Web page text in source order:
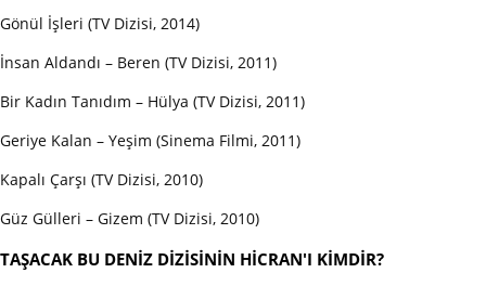
Gönül İşleri (TV Dizisi, 2014)
İnsan Aldandı – Beren (TV Dizisi, 2011)
Bir Kadın Tanıdım – Hülya (TV Dizisi, 2011)
Geriye Kalan – Yeşim (Sinema Filmi, 2011)
Kapalı Çarşı (TV Dizisi, 2010)
Güz Gülleri – Gizem (TV Dizisi, 2010)
TAŞACAK BU DENİZ DİZİSİNİN HİCRAN'I KİMDİR?